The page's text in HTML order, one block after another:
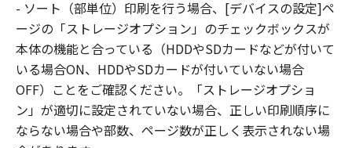
the title, ownership and intellectual property
rights in and to the SOFTWARE. Except as
expressly provided herein, no license or right,
express or implied, is hereby conveyed or
granted by Canon to you for any intellectual
property of Canon and its licensors.
5. EXPORT CONTROL
- ソート（部単位）印刷を行う場合、[デバイスの設定]ペ
ージの「ストレージオプション」のチェックボックスが
本体の機能と合っている（HDDやSDカードなどが付いて
いる場合ON、HDDやSDカードが付いていない場合
OFF）ことをご確認ください。「ストレージオプショ
ン」が適切に設定されていない場合、正しい印刷順序に
ならない場合や部数、ページ数が正しく表示されない場